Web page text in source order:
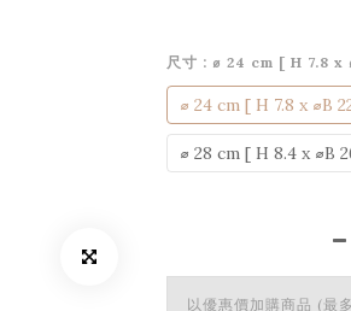
尺寸 : ⌀ 24 cm [ H 7.8 x
⌀ 24 cm [ H 7.8 x ⌀B
⌀ 28 cm [ H 8.4 x ⌀B
以優惠價加購商品 (最